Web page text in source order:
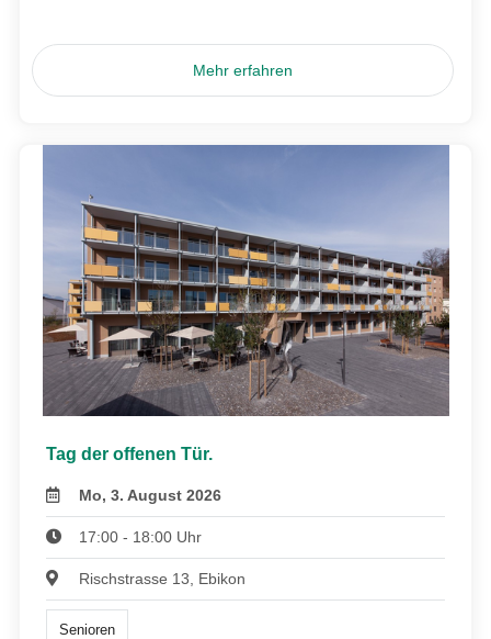
Mehr erfahren
Tag der offenen Tür.
Mo, 3. August 2026
17:00 - 18:00 Uhr
Rischstrasse 13, Ebikon
Senioren